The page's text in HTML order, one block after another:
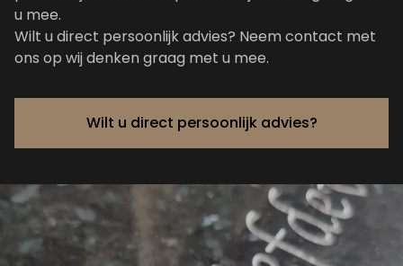
u mee.
Wilt u direct persoonlijk advies? Neem contact met
ons op wij denken graag met u mee.
Wilt u direct persoonlijk advies?